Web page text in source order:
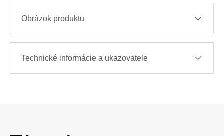
Obrázok produktu
Technické informácie a ukazovatele